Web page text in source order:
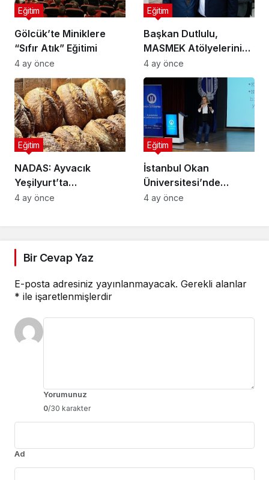
Gölcük’te Miniklere
“Sıfır Atık” Eğitimi
Eğitim
4 ay önce
Başkan Dutlulu,
MASMEK Atölyelerini
Ziyaret Etti
Eğitim
4 ay önce
NADAS: Ayvacık
Yeşilyurt’ta
Sürdürülebilir Turizm,
Eğitim
4 ay önce
İstanbul Okan
Üniversitesi’nde
Rehberlik Semineri:
Eğitim
4 ay önce
Bir Cevap Yaz
E-posta adresiniz yayınlanmayacak. Gerekli alanlar
* ile işaretlenmişlerdir
Yorumunuz
0/30 karakter
Ad